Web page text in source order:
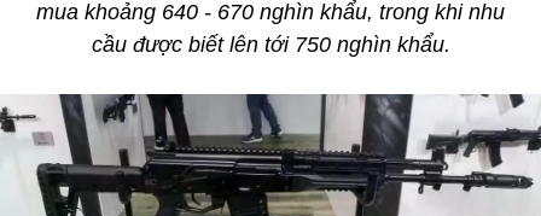
mua khoảng 640 - 670 nghìn khẩu, trong khi nhu
cầu được biết lên tới 750 nghìn khẩu.